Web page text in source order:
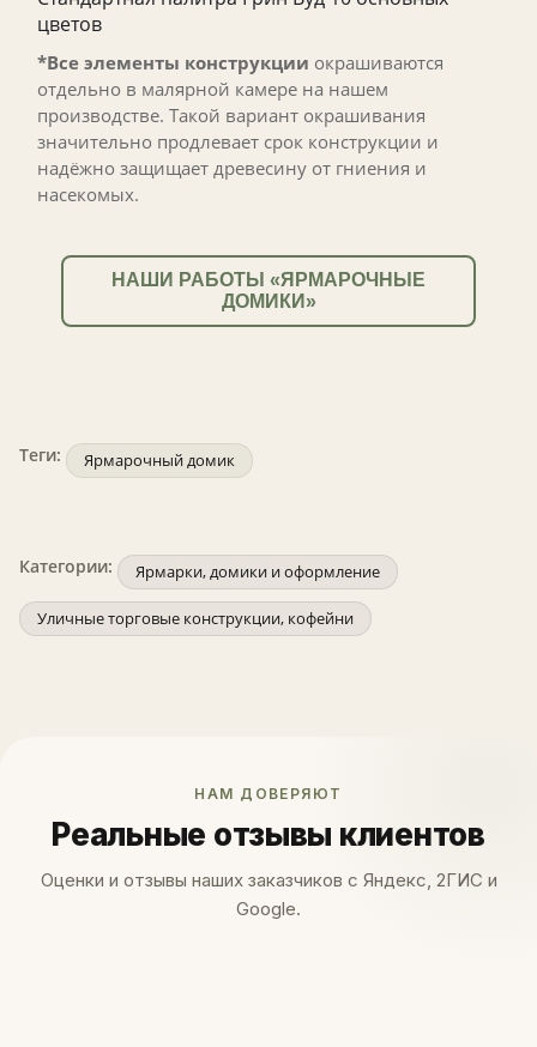
цветов
*Все элементы конструкции окрашиваются
отдельно в малярной камере на нашем
производстве. Такой вариант окрашивания
значительно продлевает срок конструкции и
надёжно защищает древесину от гниения и
насекомых.
НАШИ РАБОТЫ «ЯРМАРОЧНЫЕ
ДОМИКИ»
Теги: Ярмарочный домик
Категории: Ярмарки, домики и оформление
Уличные торговые конструкции, кофейни
НАМ ДОВЕРЯЮТ
Реальные отзывы клиентов
Оценки и отзывы наших заказчиков с Яндекс, 2ГИС и
Google.